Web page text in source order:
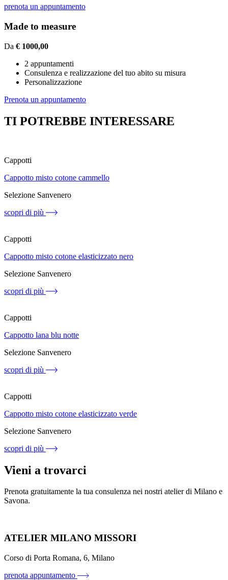
prenota un appuntamento
Made to measure
Da € 1000,00
2 appuntamenti
Consulenza e realizzazione del tuo abito su misura
Personalizzazione
Prenota un appuntamento
TI POTREBBE INTERESSARE
Cappotti
Cappotto misto cotone cammello
Selezione Sanvenero
scopri di più
Cappotti
Cappotto misto cotone elasticizzato nero
Selezione Sanvenero
scopri di più
Cappotti
Cappotto lana blu notte
Selezione Sanvenero
scopri di più
Cappotti
Cappotto misto cotone elasticizzato verde
Selezione Sanvenero
scopri di più
Vieni a trovarci
Prenota gratuitamente la tua consulenza nei nostri atelier di Milano e
Savona.
ATELIER MILANO MISSORI
Corso di Porta Romana, 6, Milano
prenota appuntamento